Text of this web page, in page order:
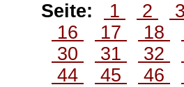
Seite: 1 2
16
17 18
30
31 32
44
45 46